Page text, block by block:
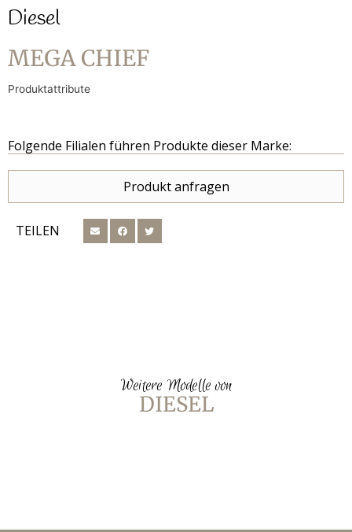
Diesel
MEGA CHIEF
Produktattribute
Folgende Filialen führen Produkte dieser Marke:
Produkt anfragen
TEILEN
Weitere Modelle von
DIESEL